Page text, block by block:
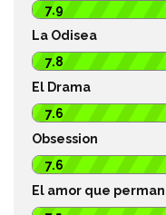
7.9
La Odisea
7.8
El Drama
7.6
Obsession
7.6
El amor que